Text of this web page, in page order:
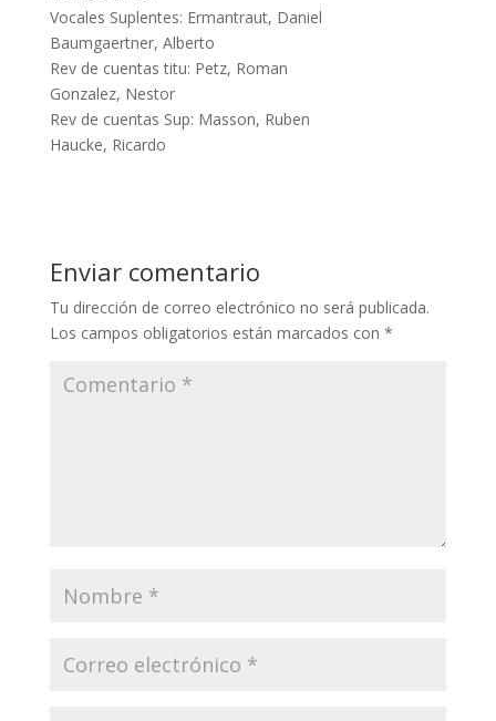
Vocales Suplentes: Ermantraut, Daniel
Baumgaertner, Alberto
Rev de cuentas titu: Petz, Roman
Gonzalez, Nestor
Rev de cuentas Sup: Masson, Ruben
Haucke, Ricardo
Enviar comentario
Tu dirección de correo electrónico no será publicada.
Los campos obligatorios están marcados con *